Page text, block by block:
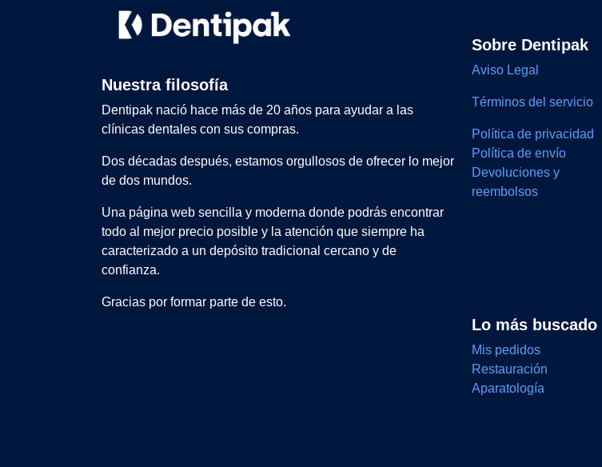
Lo más buscado
Mis pedidos
Restauración
Aparatología
Sobre Dentipak
Aviso Legal
Términos del servicio
Política de privacidad
Política de envío
Devoluciones y
reembolsos
Nuestra filosofía
Dentipak nació hace más de 20 años para ayudar a las
clínicas dentales con sus compras.
Dos décadas después, estamos orgullosos de ofrecer lo mejor
de dos mundos.
Una página web sencilla y moderna donde podrás encontrar
todo al mejor precio posible y la atención que siempre ha
caracterizado a un depósito tradicional cercano y de
confianza.
Gracias por formar parte de esto.